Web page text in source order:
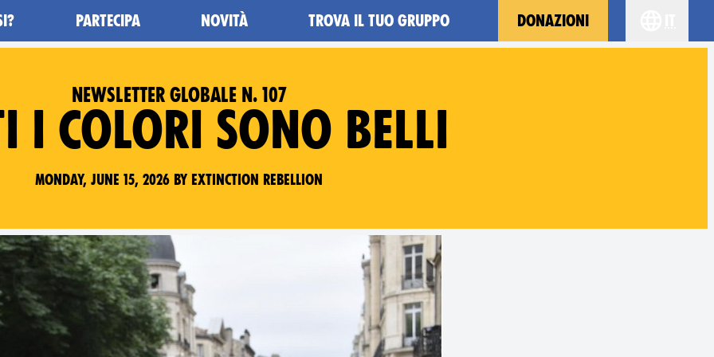
PARTECIPA NOVITÀ TROVA IL TUO GRUPPO DONAZIONI
NEWSLETTER GLOBALE N. 107
I COLORI SONO BELLI
Monday, June 15, 2026 by Extinction Rebellion